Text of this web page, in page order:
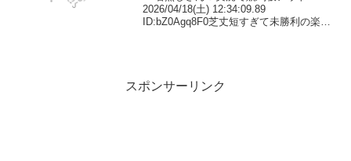
2026/04/18(土) 12:34:09.89
ID:bZ0Agq8F0芝丈短すぎて未勝利の楽逃
スポンサーリンク